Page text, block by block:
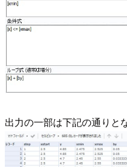
出力の一部は下記の通りと